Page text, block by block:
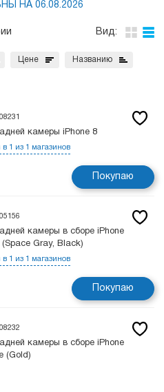
НА 06.08.2026
Вид:
Цене Названию
камеры iPhone 8
1 из 1 магазинов
Покупаю
камеры в сборе iPhone
(Space Gray, Black)
1 из 1 магазинов
Покупаю
камеры в сборе iPhone
(Gold)